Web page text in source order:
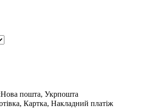
Нова пошта, Укрпошта
Картка, Накладний платіж